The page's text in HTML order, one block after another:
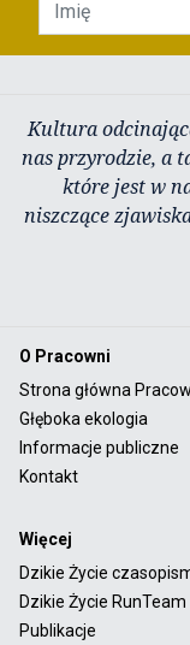
Kultura
nas przyrodzie, a
które jest w
niszczące
O Pracowni
Strona główna
Głęboka ekologia
Informacje publiczne
Kontakt
Więcej
Dzikie Życie
Dzikie Życie RunTeam
Publikacje